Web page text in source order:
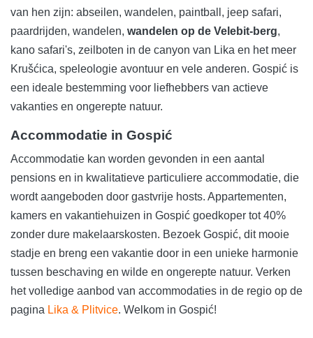
van hen zijn: abseilen, wandelen, paintball, jeep safari,
paardrijden, wandelen, wandelen op de Velebit-berg,
kano safari's, zeilboten in de canyon van Lika en het meer
Krušćica, speleologie avontuur en vele anderen. Gospić is
een ideale bestemming voor liefhebbers van actieve
vakanties en ongerepte natuur.
Accommodatie in Gospić
Accommodatie kan worden gevonden in een aantal
pensions en in kwalitatieve particuliere accommodatie, die
wordt aangeboden door gastvrije hosts. Appartementen,
kamers en vakantiehuizen in Gospić goedkoper tot 40%
zonder dure makelaarskosten. Bezoek Gospić, dit mooie
stadje en breng een vakantie door in een unieke harmonie
tussen beschaving en wilde en ongerepte natuur. Verken
het volledige aanbod van accommodaties in de regio op de
pagina Lika & Plitvice. Welkom in Gospić!